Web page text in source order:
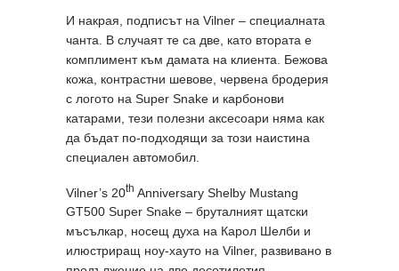
И накрая, подписът на Vilner – специалната
чанта. В случаят те са две, като втората е
комплимент към дамата на клиента. Бежова
кожа, контрастни шевове, червена бродерия
с логото на Super Snake и карбонови
катарами, тези полезни аксесоари няма как
да бъдат по-подходящи за този наистина
специален автомобил.
Vilner’s 20th Anniversary Shelby Mustang
GT500 Super Snake – бруталният щатски
мъсълкар, носещ духа на Карол Шелби и
илюстриращ ноу-хауто на Vilner, развивано в